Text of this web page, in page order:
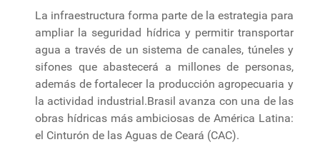
La infraestructura forma parte de la estrategia para
ampliar la seguridad hídrica y permitir transportar
agua a través de un sistema de canales, túneles y
sifones que abastecerá a millones de personas,
además de fortalecer la producción agropecuaria y
la actividad industrial.Brasil avanza con una de las
obras hídricas más ambiciosas de América Latina:
el Cinturón de las Aguas de Ceará (CAC).